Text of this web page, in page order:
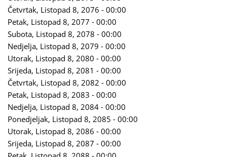
Četvrtak, Listopad 8, 2076 - 00:00
Petak, Listopad 8, 2077 - 00:00
Subota, Listopad 8, 2078 - 00:00
Nedjelja, Listopad 8, 2079 - 00:00
Utorak, Listopad 8, 2080 - 00:00
Srijeda, Listopad 8, 2081 - 00:00
Četvrtak, Listopad 8, 2082 - 00:00
Petak, Listopad 8, 2083 - 00:00
Nedjelja, Listopad 8, 2084 - 00:00
Ponedjeljak, Listopad 8, 2085 - 00:00
Utorak, Listopad 8, 2086 - 00:00
Srijeda, Listopad 8, 2087 - 00:00